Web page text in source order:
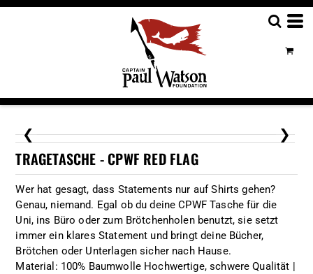
❮ ❯
TRAGETASCHE - CPWF RED FLAG
Wer hat gesagt, dass Statements nur auf Shirts gehen?
Genau, niemand. Egal ob du deine CPWF Tasche für die
Uni, ins Büro oder zum Brötchenholen benutzt, sie setzt
immer ein klares Statement und bringt deine Bücher,
Brötchen oder Unterlagen sicher nach Hause.
Material: 100% Baumwolle Hochwertige, schwere Qualität |